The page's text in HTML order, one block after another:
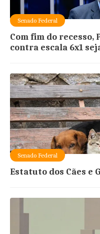
Senado Federal
Com fim do recesso,
contra escala 6x1
Senado Federal
Estatuto dos Cães e